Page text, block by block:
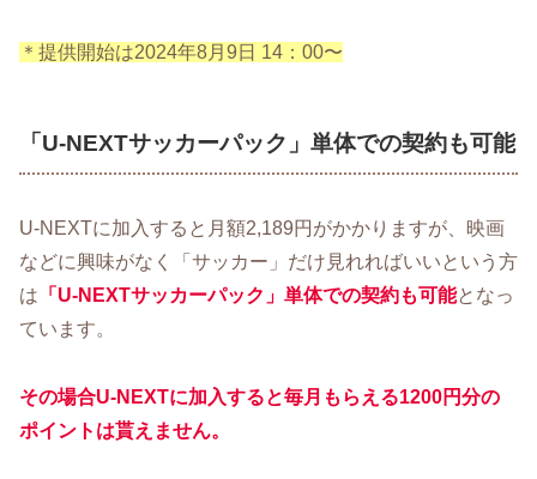
＊提供開始は2024年8月9日 14：00〜
「U-NEXTサッカーパック」単体での契約も可能
U-NEXTに加入すると月額2,189円がかかりますが、映画
などに興味がなく「サッカー」だけ見れればいいという方
は 「U-NEXTサッカーパック」単体での契約も可能となっ
ています。
その場合U-NEXTに加入すると毎月もらえる1200円分の
ポイントは貰えません。